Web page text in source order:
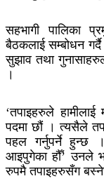
सहभागी पालिका
बैठकलाई सम्बोधन
सुझाव तथा
।
‘तपाइहरुले
पदमा छौं । त्यसैले
पहल गर्नुपर्ने हुन्छ
आइपुगेका हौँ’ उनले
रुपमै तपाइहरुसँग